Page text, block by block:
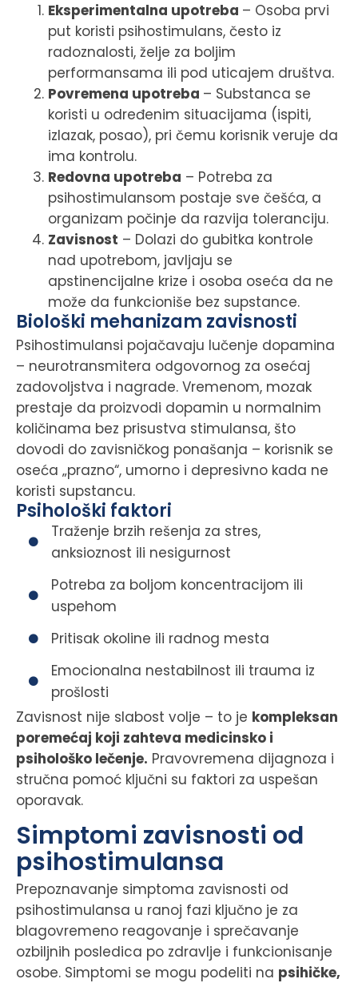
Eksperimentalna upotreba – Osoba prvi
put koristi psihostimulans, često iz
radoznalosti, želje za boljim
performansama ili pod uticajem društva.
Povremena upotreba – Substanca se
koristi u određenim situacijama (ispiti,
izlazak, posao), pri čemu korisnik veruje da
ima kontrolu.
Redovna upotreba – Potreba za
psihostimulansom postaje sve češća, a
organizam počinje da razvija toleranciju.
Zavisnost – Dolazi do gubitka kontrole
nad upotrebom, javljaju se
apstinencijalne krize i osoba oseća da ne
može da funkcioniše bez supstance.
Biološki mehanizam zavisnosti
Psihostimulansi pojačavaju lučenje dopamina
– neurotransmitera odgovornog za osećaj
zadovoljstva i nagrade. Vremenom, mozak
prestaje da proizvodi dopamin u normalnim
količinama bez prisustva stimulansa, što
dovodi do zavisničkog ponašanja – korisnik se
oseća „prazno“, umorno i depresivno kada ne
koristi supstancu.
Psihološki faktori
Traženje brzih rešenja za stres,
anksioznost ili nesigurnost
Potreba za boljom koncentracijom ili
uspehom
Pritisak okoline ili radnog mesta
Emocionalna nestabilnost ili trauma iz
prošlosti
Zavisnost nije slabost volje – to je kompleksan
poremećaj koji zahteva medicinsko i
psihološko lečenje. Pravovremena dijagnoza i
stručna pomoć ključni su faktori za uspešan
oporavak.
Simptomi zavisnosti od
psihostimulansa
Prepoznavanje simptoma zavisnosti od
psihostimulansa u ranoj fazi ključno je za
blagovremeno reagovanje i sprečavanje
ozbiljnih posledica po zdravlje i funkcionisanje
osobe. Simptomi se mogu podeliti na psihičke,